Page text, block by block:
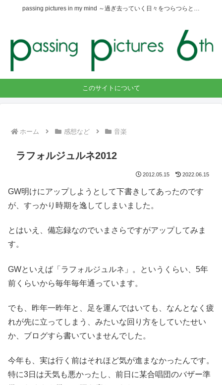
passing pictures in my mind ～過ぎ去っていく日々をつらつらと…
このサイトについて
ホーム 感想など 音楽
ラフォルジュルネ2012
2012.05.15 2022.06.15
GW明けにアップしようとして下書きしてあったのです
が、すっかり時期を逸してしまいました。
とはいえ、備忘録なのでいまさらですがアップしてみま
す。
GWといえば「ラフォルジュルネ」。というくらい、5年
前くらいから毎年毎年通っています。
でも、昨年一昨年と、足を運んではいても、なんとなく疲
れが先に立ってしまう、みたいな回り方をしていたせい
か、ブログすら書いていませんでした。
今年も、実は行く前はそれほど気が進まなかったんです。
特に3日は天気も悪かったし、前日に某合唱団のバザー準